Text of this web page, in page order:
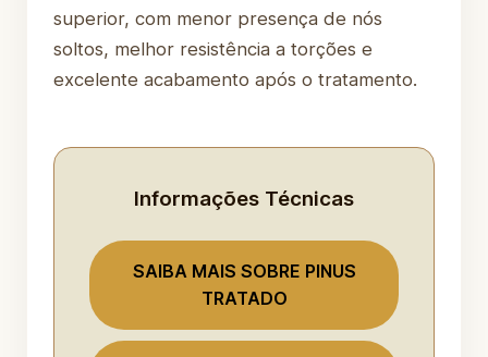
superior, com menor presença de nós
soltos, melhor resistência a torções e
excelente acabamento após o tratamento.
Informações Técnicas
SAIBA MAIS SOBRE PINUS
TRATADO